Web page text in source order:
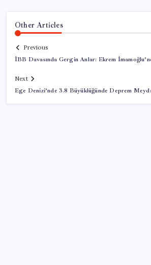
Other Articles
Previous
İBB Davasında Gergin Anlar: Ekrem
Next
Ege Denizi’nde 3.8 Büyüklüğünde Deprem